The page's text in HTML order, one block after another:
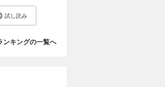
試し読み
ンキングの一覧へ